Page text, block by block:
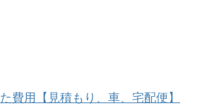
費用【見積もり、車、宅配便】